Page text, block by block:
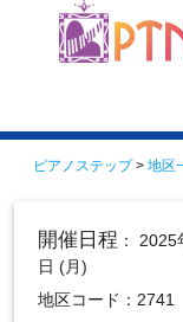
ピアノステップ> 地区
開催日程 ： 2025
日 (月)
地区コード：2741